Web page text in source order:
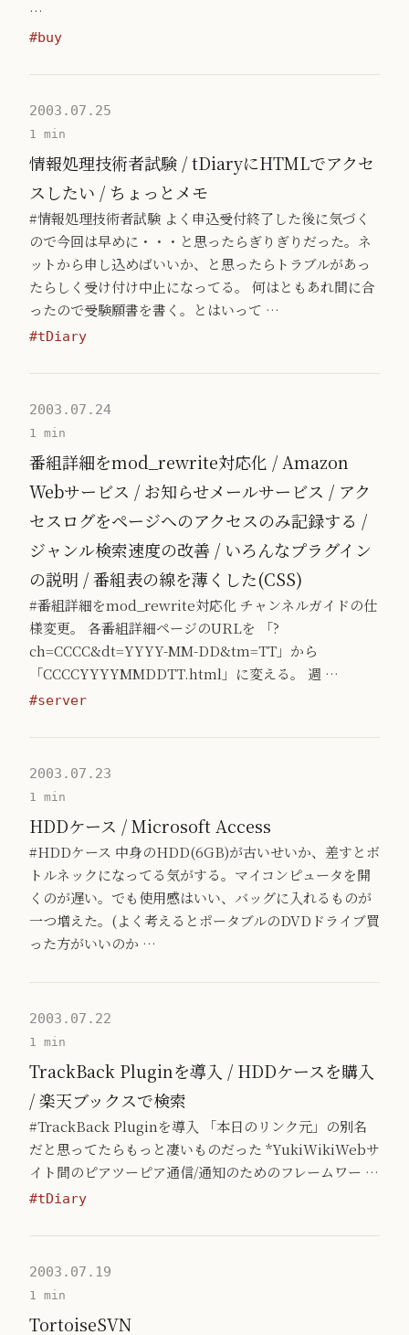
…
#buy
2003.07.25
1 min
情報処理技術者試験 / tDiaryにHTMLでアクセ
スしたい / ちょっとメモ
#情報処理技術者試験 よく申込受付終了した後に気づく
ので今回は早めに・・・と思ったらぎりぎりだった。ネ
ットから申し込めばいいか、と思ったらトラブルがあっ
たらしく受け付け中止になってる。 何はともあれ間に合
ったので受験願書を書く。とはいって …
#tDiary
2003.07.24
1 min
番組詳細をmod_rewrite対応化 / Amazon
Webサービス / お知らせメールサービス / アク
セスログをページへのアクセスのみ記録する /
ジャンル検索速度の改善 / いろんなプラグイン
の説明 / 番組表の線を薄くした(CSS)
#番組詳細をmod_rewrite対応化 チャンネルガイドの仕
様変更。 各番組詳細ページのURLを 「?
ch=CCCC&dt=YYYY-MM-DD&tm=TT」から
「CCCCYYYYMMDDTT.html」に変える。 週 …
#server
2003.07.23
1 min
HDDケース / Microsoft Access
#HDDケース 中身のHDD(6GB)が古いせいか、差すとボ
トルネックになってる気がする。マイコンピュータを開
くのが遅い。でも使用感はいい、バッグに入れるものが
一つ増えた。(よく考えるとポータブルのDVDドライブ買
った方がいいのか …
2003.07.22
1 min
TrackBack Pluginを導入 / HDDケースを購入
/ 楽天ブックスで検索
#TrackBack Pluginを導入 「本日のリンク元」の別名
だと思ってたらもっと凄いものだった *YukiWikiWebサ
イト間のピアツーピア通信/通知のためのフレームワー …
#tDiary
2003.07.19
1 min
TortoiseSVN